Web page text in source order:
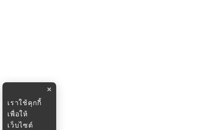
×
เราใช้คุกกี้
เพื่อให้
เว็บไซต์